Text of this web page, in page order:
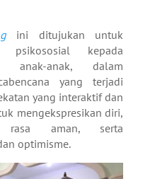
ini ditujukan untuk
psikososial kepada
anak-anak, dalam
yang terjadi
yang interaktif dan
mengekspresikan diri,
rasa aman, serta
optimisme.